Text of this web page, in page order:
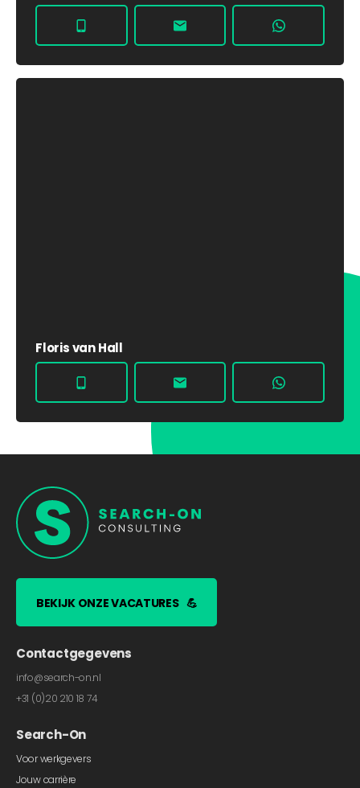
Floris van Hall
BEKIJK ONZE VACATURES 💪
Contactgegevens
info@search-on.nl
+31 (0)20 210 18 74
Search-On
Voor werkgevers
Jouw carrière